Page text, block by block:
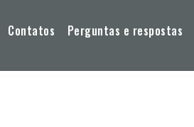
Contatos Perguntas e respostas